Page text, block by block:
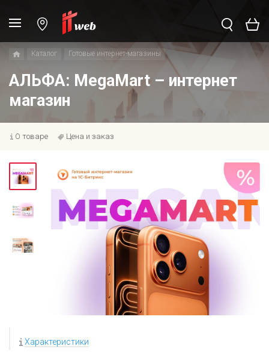
Каталог Готовые интернет-магазины
АЛЬФА: MegaMart – интернет
магазин
О товаре Цена и заказ
Характеристики